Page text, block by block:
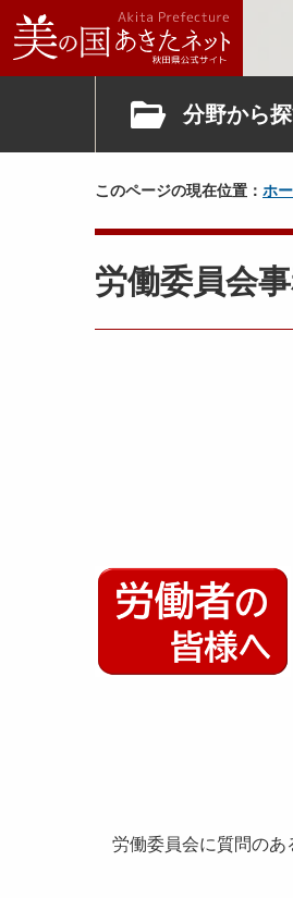
分野から
このページの現在位置： ホ
労働委員会
労働委員会に質問の